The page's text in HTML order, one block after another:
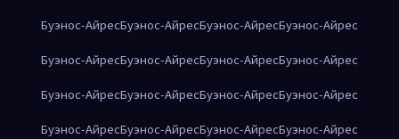
Буэнос-АйресБуэнос-АйресБуэнос-АйресБуэнос-Айрес
Буэнос-АйресБуэнос-АйресБуэнос-АйресБуэнос-Айрес
Буэнос-АйресБуэнос-АйресБуэнос-АйресБуэнос-Айрес
Буэнос-АйресБуэнос-АйресБуэнос-АйресБуэнос-Айрес